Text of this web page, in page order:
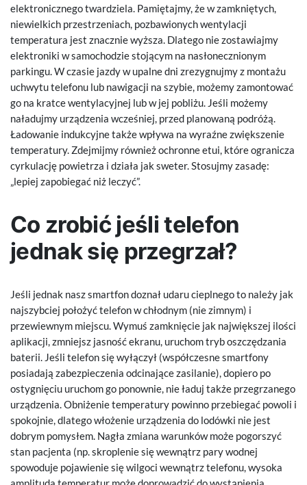
elektronicznego twardziela. Pamiętajmy, że w zamkniętych,
niewielkich przestrzeniach, pozbawionych wentylacji
temperatura jest znacznie wyższa. Dlatego nie zostawiajmy
elektroniki w samochodzie stojącym na nasłonecznionym
parkingu. W czasie jazdy w upalne dni zrezygnujmy z montażu
uchwytu telefonu lub nawigacji na szybie, możemy zamontować
go na kratce wentylacyjnej lub w jej pobliżu. Jeśli możemy
naładujmy urządzenia wcześniej, przed planowaną podróżą.
Ładowanie indukcyjne także wpływa na wyraźne zwiększenie
temperatury. Zdejmijmy również ochronne etui, które ogranicza
cyrkulację powietrza i działa jak sweter. Stosujmy zasadę:
„lepiej zapobiegać niż leczyć”.
Co zrobić jeśli telefon
jednak się przegrzał?
Jeśli jednak nasz smartfon doznał udaru cieplnego to należy jak
najszybciej położyć telefon w chłodnym (nie zimnym) i
przewiewnym miejscu. Wymuś zamknięcie jak największej ilości
aplikacji, zmniejsz jasność ekranu, uruchom tryb oszczędzania
baterii. Jeśli telefon się wyłączył (współczesne smartfony
posiadają zabezpieczenia odcinające zasilanie), dopiero po
ostygnięciu uruchom go ponownie, nie ładuj także przegrzanego
urządzenia. Obniżenie temperatury powinno przebiegać powoli i
spokojnie, dlatego włożenie urządzenia do lodówki nie jest
dobrym pomysłem. Nagła zmiana warunków może pogorszyć
stan pacjenta (np. skroplenie się wewnątrz pary wodnej
spowoduje pojawienie się wilgoci wewnątrz telefonu, wysoka